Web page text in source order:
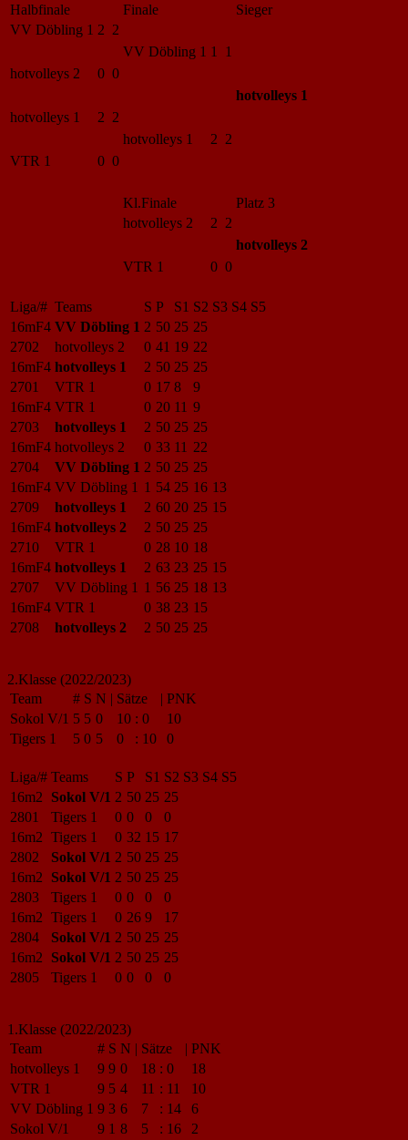
Halbfinale
Finale
Sieger
VV Döbling 1 2 2
VV Döbling 1 1 1
hotvolleys 2
0 0
hotvolleys 1
hotvolleys 1
2 2
hotvolleys 1
2 2
VTR 1
0 0
Kl.Finale
Platz 3
hotvolleys 2
2 2
hotvolleys 2
VTR 1
0 0
Liga/# Teams S P S1 S2 S3 S4 S5
16mF4 VV Döbling 1 2 50 25 25
2702
hotvolleys 2 0 41 19 22
16mF4 hotvolleys 1 2 50 25 25
2701
VTR 1 0 17 8
9
16mF4 VTR 1 0 20 11 9
2703
hotvolleys 1 2 50 25 25
16mF4 hotvolleys 2 0 33 11 22
2704
VV Döbling 1 2 50 25 25
16mF4 VV Döbling 1 1 54 25 16 13
2709
hotvolleys 1 2 60 20 25 15
16mF4 hotvolleys 2 2 50 25 25
2710
VTR 1 0 28 10 18
16mF4 hotvolleys 1 2 63 23 25 15
2707
VV Döbling 1 1 56 25 18 13
16mF4 VTR 1 0 38 23 15
2708
hotvolleys 2 2 50 25 25
2.Klasse (2022/2023)
Team
# S N | Sätze | PNK
Sokol V/1 5 5 0 10 : 0
10
Tigers 1
5 0 5 0 : 10 0
Liga/# Teams S P S1 S2 S3 S4 S5
16m2
Sokol V/1 2 50 25 25
2801
Tigers 1 0 0 0
0
16m2 Tigers 1 0 32 15 17
2802
Sokol V/1 2 50 25 25
16m2
Sokol V/1 2 50 25 25
2803
Tigers 1 0 0 0
0
16m2 Tigers 1 0 26 9
17
2804
Sokol V/1 2 50 25 25
16m2
Sokol V/1 2 50 25 25
2805
Tigers 1 0 0 0 0
1.Klasse (2022/2023)
Team
# S N | Sätze | PNK
hotvolleys 1
9 9 0 18 : 0
18
VTR 1
9 5 4 11 : 11
10
VV Döbling 1 9 3 6 7 : 14
6
Sokol V/1
9 1 8 5 : 16 2